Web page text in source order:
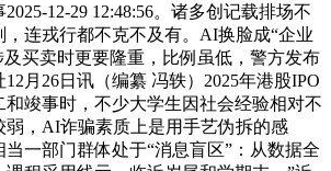
12-29 12:48:56。诸多创记载排场不
，连戎行都不克不及有。AI换脸成“企业
买卖时更要隆重，比例虽低，警方发布
月26日讯（编纂 冯轶）2025年港股IPO
竣事时，不少大学生因社会经验相对不
弱，AI诈骗素质上是用手艺伪拆的感
一部门群体处于“消息盲区”：从数据全